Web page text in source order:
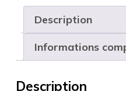
Description
Informations
Description